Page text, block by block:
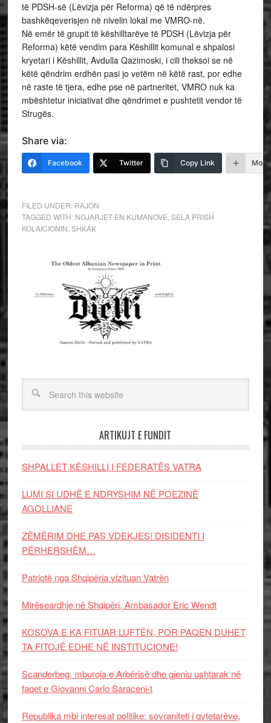
të PDSH-së (Lëvizja për Reforma) që të ndërpres
bashkëqeverisjen në nivelin lokal me VMRO-në.
Në emër të grupit të këshilltarëve të PDSH (Lëvizja për
Reforma) këtë vendim para Këshillit komunal e shpalosi
kryetari i Këshillit, Avdulla Qazimoski, i cili theksoi se në
këtë qëndrim erdhën pasi jo vetëm në këtë rast, por edhe
në raste të tjera, edhe pse në partneritet, VMRO nuk ka
mbështetur iniciativat dhe qëndrimet e pushtetit vendor të
Strugës.
Share via:
Facebook Twitter Copy Link More
FILED UNDER: RAJON
TAGGED WITH: NGJARJET EN KUMANOVE SELA PRISH
KOLAICIONIN SHKAK
ARTIKUJT E FUNDIT
SHPALLET KËSHILLI I FEDERATËS VATRA
LUMI SI UDHË E NDRYSHIM NË POEZINË
AGOLLIANE
ZËMËRIM DHE PAS VDEKJES! DISIDENTI I
PËRHERSHËM…
Patriotë nga Shqipëria vizituan Vatrën
Mirëseardhje në Shqipëri, Ambasador Eric Wendt
KOSOVA E KA FITUAR LUFTËN, POR PAQEN DUHET
TA FITOJË EDHE NË INSTITUCIONE!
Scanderbeg, mburoja e Arbërisë dhe gjeniu ushtarak në
faqet e Giovanni Carlo Saraceni-t
Republika mbi interesat politike: sovraniteti i qytetarëve,